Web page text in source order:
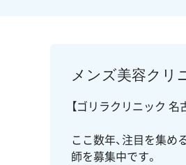
メンズ美容クリ
【ゴリラクリニック
ここ数年、注目を集
師を募集中です。